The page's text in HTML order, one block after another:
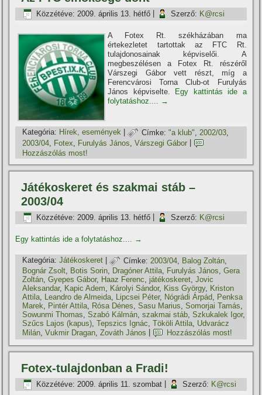
Közzétéve: 2009. április 13. hétfő Szerző: K@rcsi
A Fotex Rt. székházában ma
értekezletet tartottak az FTC Rt.
tulajdonosainak képviselői. A
megbeszélésen a Fotex Rt. részéről
Várszegi Gábor vett részt, mí­g a
Ferencvárosi Torna Club-ot Furulyás
János képviselte.
Egy kattintás ide a
folytatáshoz.... →
Kategória: Hí­rek, események | Címke: "a klub" 2002/03
2003/04 Fotex Furulyás János ,Várszegi Gábor
Hozzászólás most!
Játékoskeret és szakmai stáb –
2003/04
Közzétéve: 2009. április 13. hétfő Szerző: K@rcsi
Egy kattintás ide a folytatáshoz.... →
Kategória: Játékoskeret | Címke: 2003/04 Balog Zoltán
Bognár Zsolt, Botis Sorin, Dragóner Attila, Furulyás János,Gera
Zoltán,Gyepes Gábor, Haaz Ferenc,játékoskeret,Jovic
Aleksandar, Kapic Adem, Károlyi Sándor, Kiss György, Kriston
Attila, Leandro de Almeida, Lipcsei Péter, Nógrádi Árpád, Penksa
Marek, Pintér Attila, Rósa Dénes,Sasu Marius,Somorjai Tamás,
Sowunmi Thomas,Szabó Kálmán,szakmai stáb,Szkukalek Igor,
Szűcs Lajos (kapus),Tepszics Ignác,Tököli Attila, Udvarácz
Milán ,Vukmir Dragan ,Zováth János Hozzászólás most!
Fotex-tulajdonban a Fradi!
Közzétéve: 2009. április 11. szombat Szerző: K@rcsi